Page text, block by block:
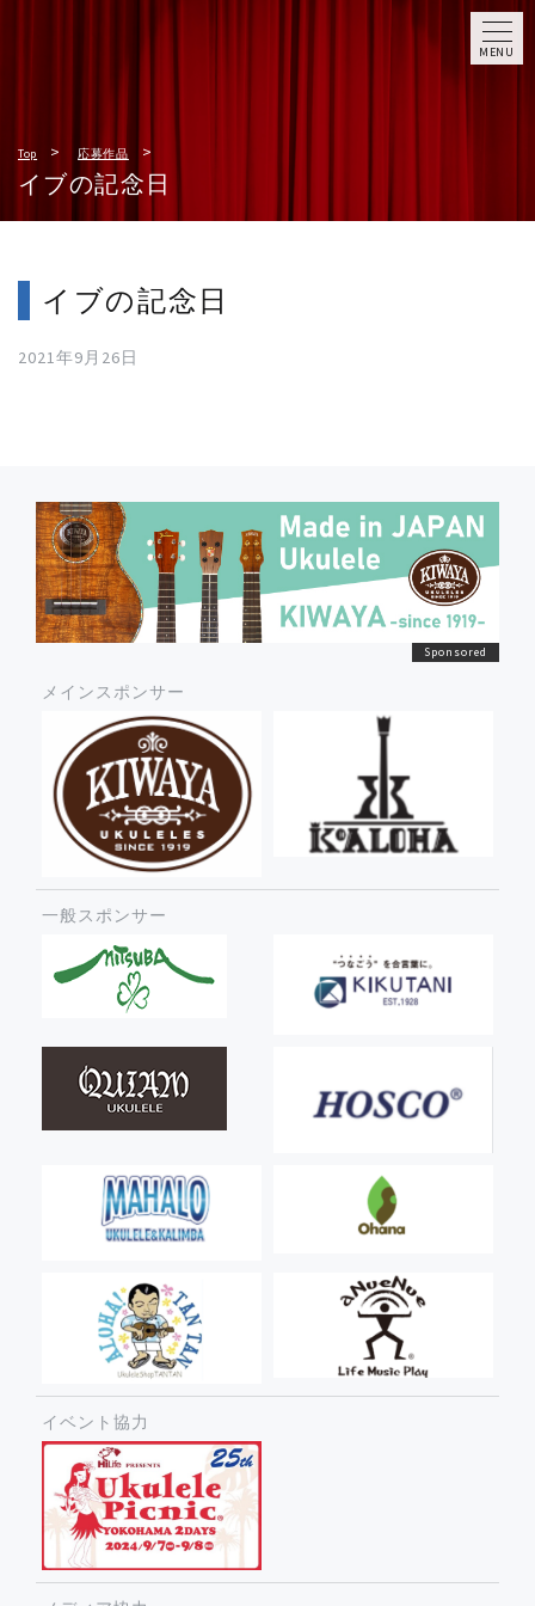
MENU
Top 応募作品
イブの記念日
イブの記念日
2021年9月26日
メインスポンサー
一般スポンサー
イベント協力